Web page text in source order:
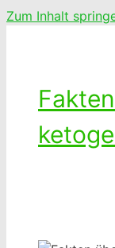
Zum Inhalt